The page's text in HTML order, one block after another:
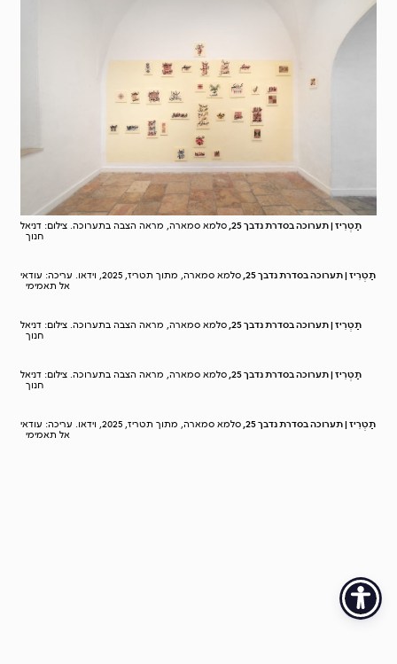
תַטְרִיז | תערוכה בסדרת נדבך 25,
סלמא סמארה, מראה הצבה בתערוכה. צילום: דניאל
חנוך
תַטְרִיז | תערוכה בסדרת נדבך 25,
סלמא סמארה, מתוך תטריז, 2025, וידאו. עריכה: עודאי
אל תאמימי
תַטְרִיז | תערוכה בסדרת נדבך 25,
סלמא סמארה, מראה הצבה בתערוכה. צילום: דניאל
חנוך
תַטְרִיז | תערוכה בסדרת נדבך 25,
סלמא סמארה, מראה הצבה בתערוכה. צילום: דניאל
חנוך
תַטְרִיז | תערוכה בסדרת נדבך 25,
סלמא סמארה, מתוך תטריז, 2025, וידאו. עריכה: עודאי
אל תאמימי